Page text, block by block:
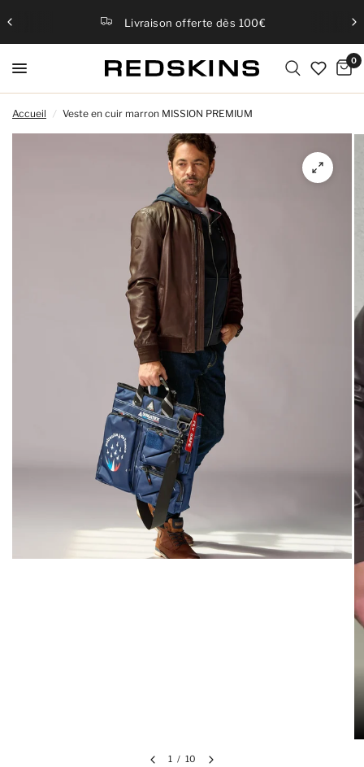
Livraison offerte dès 100€
0
Accueil / Veste en cuir marron MISSION PREMIUM
1 / 10